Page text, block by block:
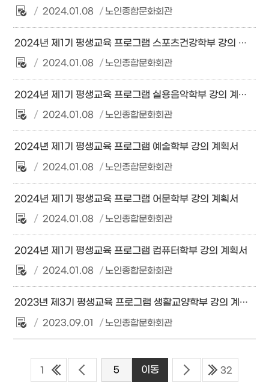
2024.01.08
노인종합문화회관
2024년 제1기 평생교육 프로그램 스포츠건강학부 강의 계획서
2024.01.08
노인종합문화회관
2024년 제1기 평생교육 프로그램 실용음악학부 강의 계획서
2024.01.08
노인종합문화회관
2024년 제1기 평생교육 프로그램 예술학부 강의 계획서
2024.01.08
노인종합문화회관
2024년 제1기 평생교육 프로그램 어문학부 강의 계획서
2024.01.08
노인종합문화회관
2024년 제1기 평생교육 프로그램 컴퓨터학부 강의 계획서
2024.01.08
노인종합문화회관
2023년 제3기 평생교육 프로그램 생활교양학부 강의 계획서
2023.09.01
노인종합문화회관
1 32